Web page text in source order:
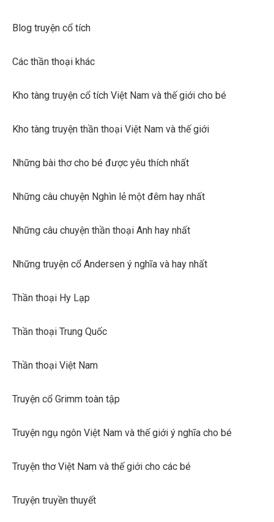
Blog truyện cổ tích
Các thần thoại khác
Kho tàng truyện cổ tích Việt Nam và thế giới cho bé
Kho tàng truyện thần thoại Việt Nam và thế giới
Những bài thơ cho bé được yêu thích nhất
Những câu chuyện Nghìn lẻ một đêm hay nhất
Những câu chuyện thần thoại Anh hay nhất
Những truyện cổ Andersen ý nghĩa và hay nhất
Thần thoại Hy Lạp
Thần thoại Trung Quốc
Thần thoại Việt Nam
Truyện cổ Grimm toàn tập
Truyện ngụ ngôn Việt Nam và thế giới ý nghĩa cho bé
Truyện thơ Việt Nam và thế giới cho các bé
Truyện truyền thuyết